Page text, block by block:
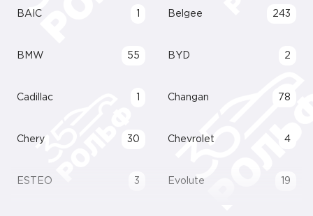
BAIC Belgee 243
BMW 55 BYD 2
Cadillac Changan 78
Chery 30 Chevrolet 4
ESTEO 3 Evolute 19